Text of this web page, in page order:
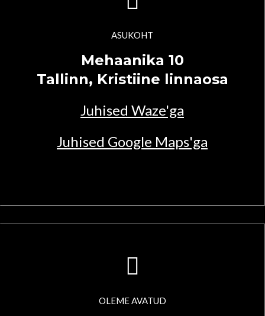
ASUKOHT
Mehaanika 10
Tallinn, Kristiine linnaosa
Juhised Waze'ga
Juhised Google Maps'ga
OLEME AVATUD